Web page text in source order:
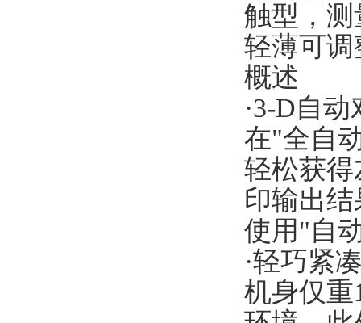
触型，
轻薄可
概述
·3-D自动
在"全自
轻松获
印输出
使用"自
·轻巧紧
机身仅